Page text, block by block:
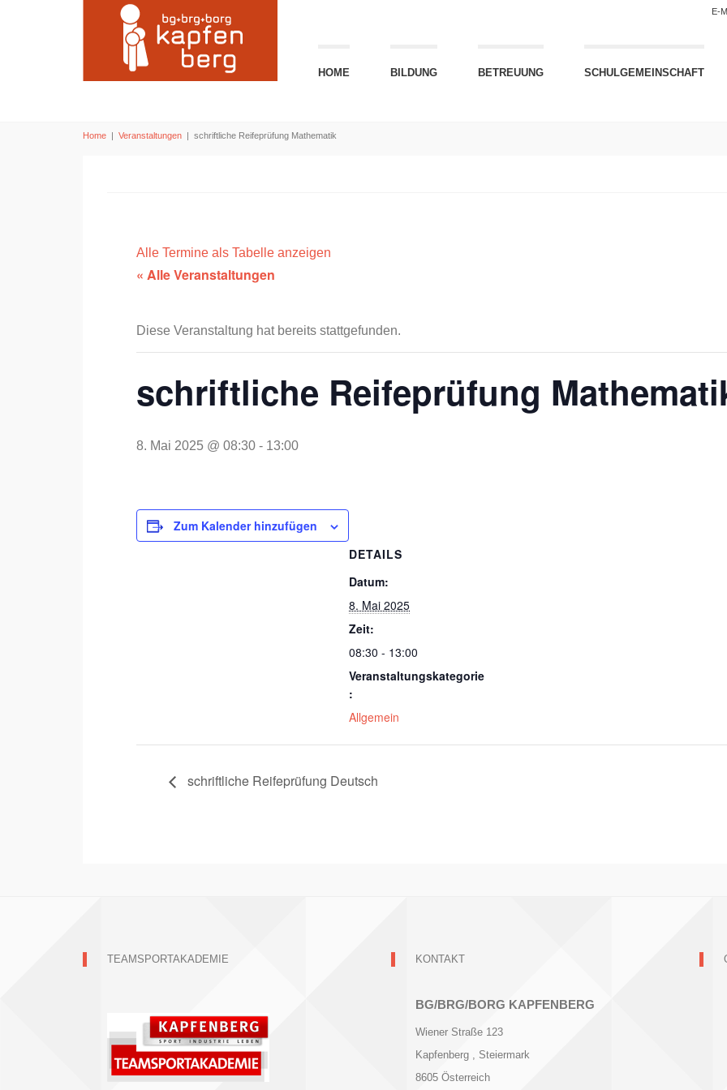
E-
HOME BILDUNG BETREUUNG SCHULGEMEINSCHAFT
Home | Veranstaltungen | schriftliche Reifeprüfung Mathematik
Alle Termine als Tabelle anzeigen
« Alle Veranstaltungen
Diese Veranstaltung hat bereits stattgefunden.
schriftliche Reifeprüfung
8. Mai 2025 @ 08:30 - 13:00
Zum Kalender hinzufügen
DETAILS
Datum:
8. Mai 2025
Zeit:
08:30 - 13:00
Veranstaltungskategorie
:
Allgemein
schriftliche Reifeprüfung Deutsch
TEAMSPORTAKADEMIE KONTAKT
BG/BRG/BORG KAPFENBERG
Wiener Straße 123
Kapfenberg
, Steiermark
8605 Österreich